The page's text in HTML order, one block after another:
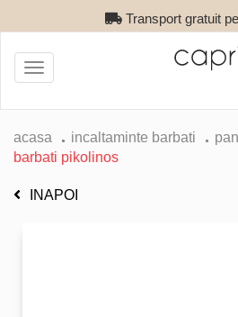
Transport gratuit
Toggle
navigation
acasa incaltaminte barbati
barbati pikolinos
INAPOI